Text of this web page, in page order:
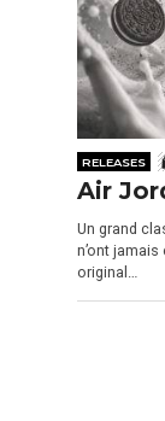
RELEASES
Air
Un grand
n’ont
original…